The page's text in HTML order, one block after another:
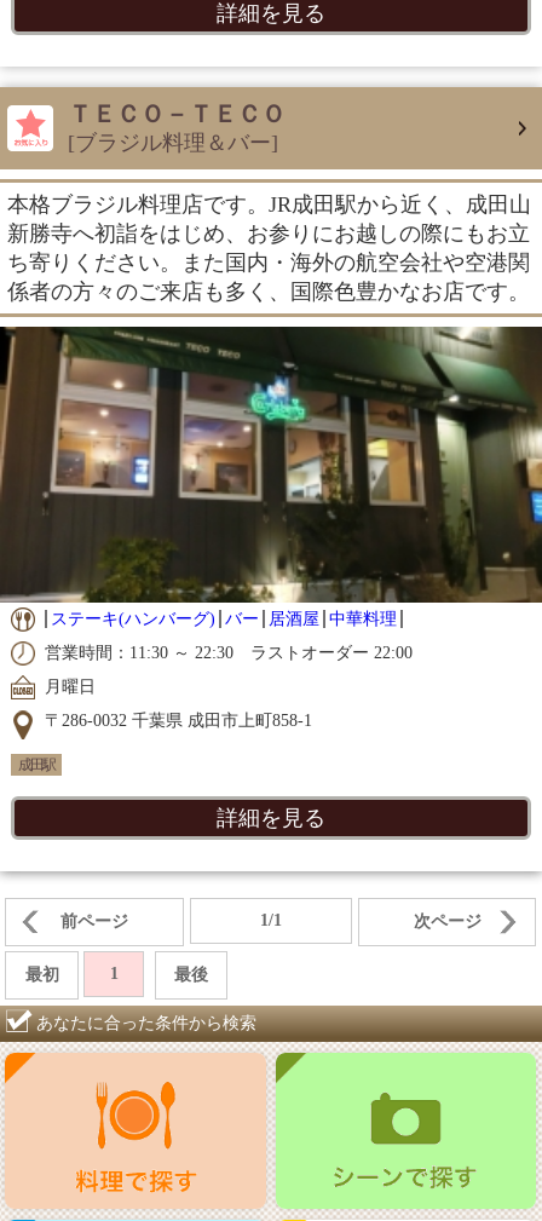
詳細を見る
ＴＥＣＯ－ＴＥＣＯ
[ブラジル料理＆バー]
本格ブラジル料理店です。JR成田駅から近く、成田山
新勝寺へ初詣をはじめ、お参りにお越しの際にもお立
ち寄りください。また国内・海外の航空会社や空港関
係者の方々のご来店も多く、国際色豊かなお店です。
ステーキ(ハンバーグ) バー 居酒屋 中華料理
営業時間：11:30 ～ 22:30 ラストオーダー 22:00
月曜日
〒286-0032 千葉県 成田市上町858-1
成田駅
詳細を見る
前ページ 1/1 次ページ
最初 1 最後
あなたに合った条件から検索